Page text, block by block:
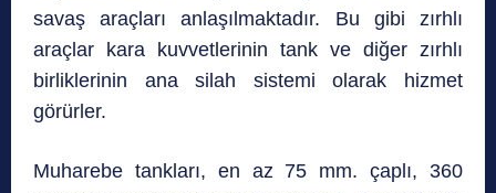
savaş araçları anlaşılmaktadır. Bu gibi zırhlı
araçlar kara kuvvetlerinin tank ve diğer zırhlı
birliklerinin ana silah sistemi olarak hizmet
görürler.
Muharebe tankları, en az 75 mm. çaplı, 360